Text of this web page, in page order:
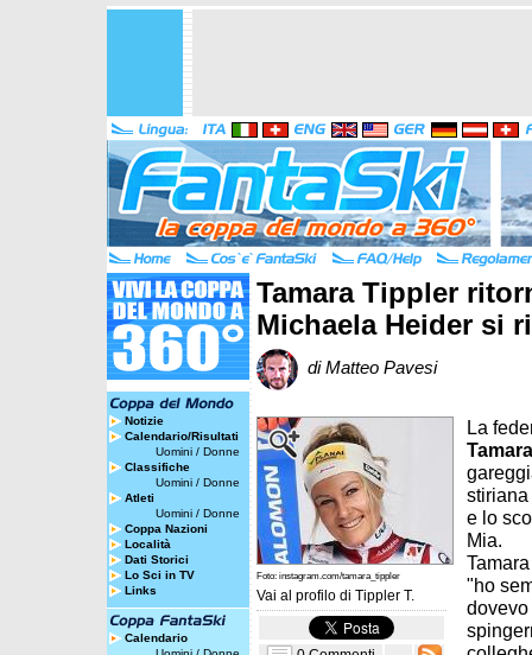
Notizie
Calendario/Risultati
Uomini / Donne
Classifiche
Uomini / Donne
Atleti
Uomini / Donne
Coppa Nazioni
Località
Dati Storici
Lo Sci in TV
Links
Calendario
Tamara Tippler
Michaela Heider si
di Matteo Pavesi
Foto: instagram.com/tamara_tippler
Vai al profilo di Tippler T.
La
e lo
Mia.
"ho